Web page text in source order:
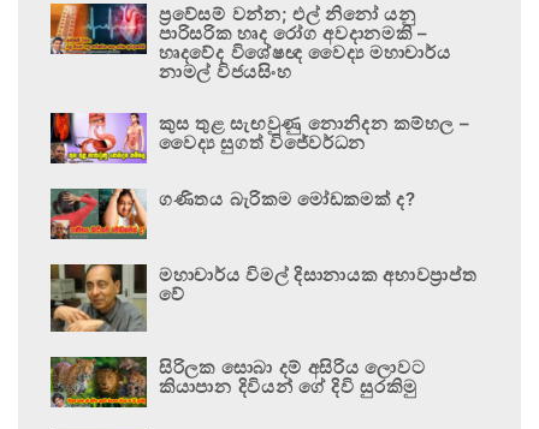
ප්‍රවේසම් වන්න; එල් නිනෝ යනු
පාරිසරික හෘද රෝග අවදානමකි –
හෘදවේද විශේෂඥ වෛද්‍ය මහාචාර්ය
නාමල් විජයසිංහ
කුස තුළ සැඟවුණු නොනිදන කම්හල –
වෛද්‍ය සුගත් විජේවර්ධන
ගණිතය බැරිකම මෝඩකමක් ද?
මහාචාර්ය විමල් දිසානායක අභාවප්‍රාප්ත
වේ
සිරිලක සොබා දම් අසිරිය ලොවට
කියාපාන දිවියන් ගේ දිවි සුරකිමු